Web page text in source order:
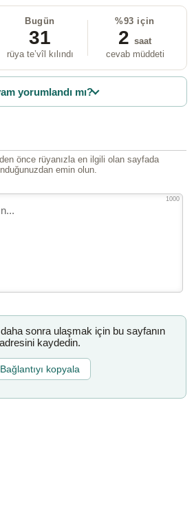
Bugün
31
rüya te’vîl kılındı
%93 için
2 saat
cevab müddeti
yorumlandı mı?
önce rüyanızla en ilgili olan sayfada
emin olun.
1000
sonra ulaşmak için bu sayfanın
adresini kaydedin.
Bağlantıyı kopyala